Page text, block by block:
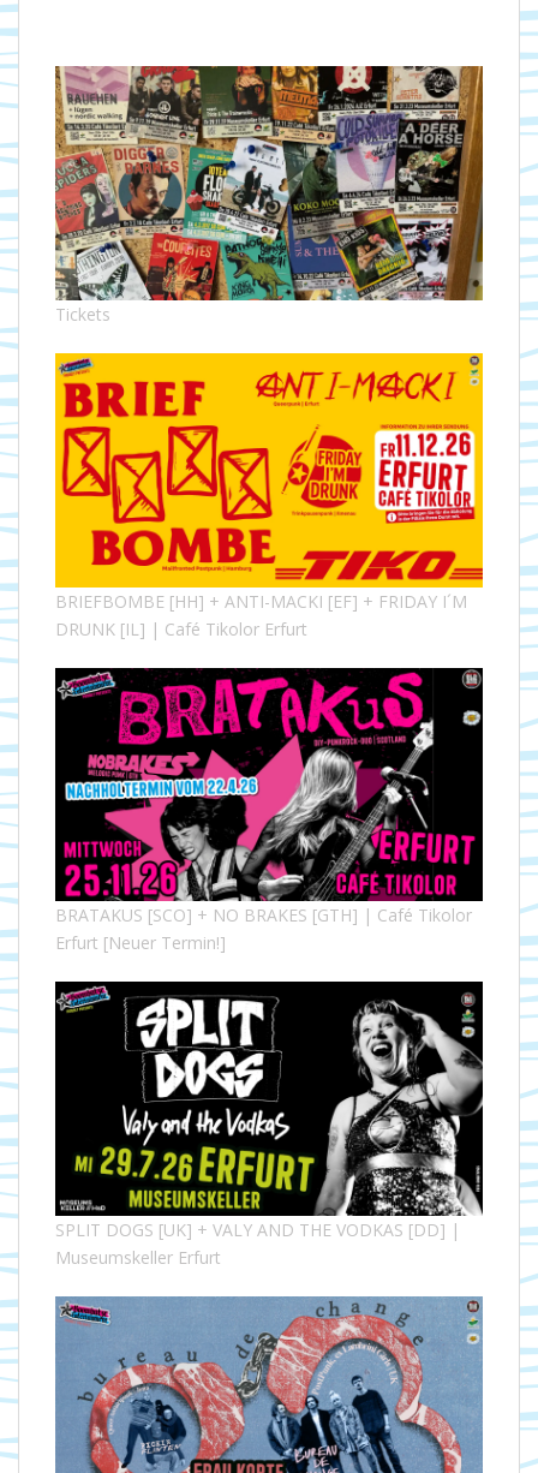
Tickets
BRIEFBOMBE [HH] + ANTI-MACKI [EF] + FRIDAY I´M
DRUNK [IL] | Café Tikolor Erfurt
BRATAKUS [SCO] + NO BRAKES [GTH] | Café Tikolor
Erfurt [Neuer Termin!]
SPLIT DOGS [UK] + VALY AND THE VODKAS [DD] |
Museumskeller Erfurt